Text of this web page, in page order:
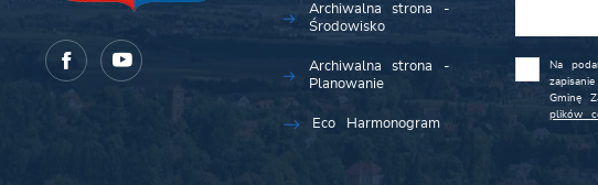
Archiwalna strona -
Środowisko
Archiwalna strona -
Planowanie
Eco Harmonogram
Na
Gminę
plików